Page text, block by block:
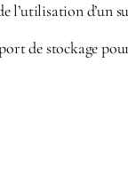
l’utilisation d’un
de stockage